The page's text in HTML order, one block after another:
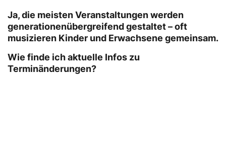
Ja, die meisten Veranstaltungen werden
generationenübergreifend gestaltet – oft
musizieren Kinder und Erwachsene gemeinsam.
Wie finde ich aktuelle Infos zu
Terminänderungen?